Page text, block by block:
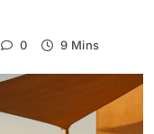
0 9 Mins